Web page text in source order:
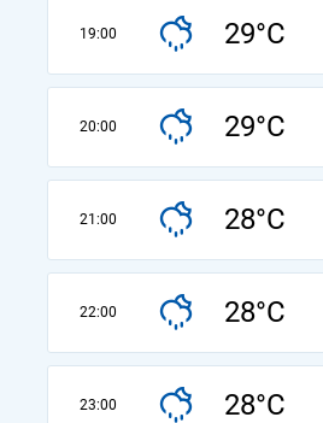
19:00 29°C
20:00 29°C
21:00 28°C
22:00 28°C
23:00 28°C